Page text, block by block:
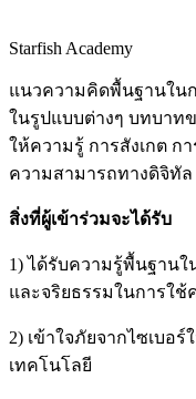
Starfish Academy
แนวความคิดพื้นฐานในก
ในรูปแบบต่างๆ บทบาท
ให้ความรู้ การสังเกต ก
ความสามารถทางดิจิทัล
สิ่งที่ผู้เข้าร่วมจะได้รับ
1) ได้รับความรู้พื้นฐาน
และจริยธรรมในการใช้
2) เข้าใจภัยจากไซเบอ
เทคโนโลยี